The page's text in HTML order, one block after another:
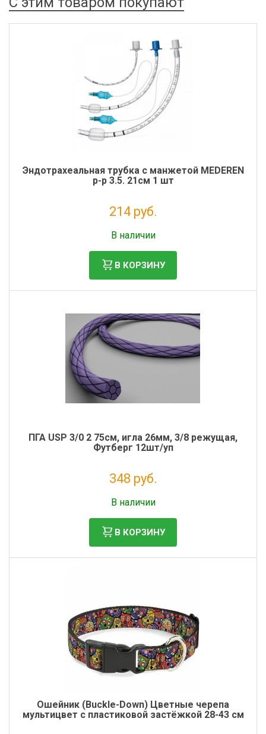
Эндотрахеальная трубка с манжетой MEDEREN
р-р 3.5. 21см 1 шт
214 руб.
В наличии
В КОРЗИНУ
ПГА USP 3/0 2 75см, игла 26мм, 3/8 режущая,
Футберг 12шт/уп
348 руб.
В наличии
В КОРЗИНУ
Ошейник (Buckle-Down) Цветные черепа
мультицвет с пластиковой застёжкой 28-43 см